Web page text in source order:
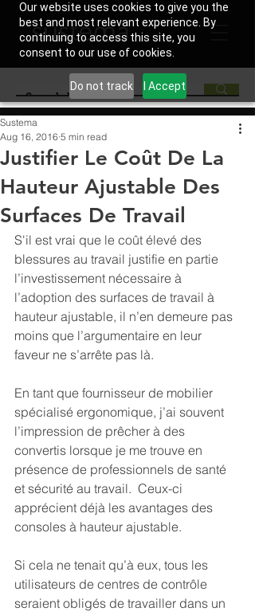
Our website uses cookies to give you the
best and most relevant experience. By
continuing to access this site, you
consent to our use of cookies.
Do not track I Accept
Justifier Le Coût De La
Hauteur Ajustable Des
Surfaces De Travail
Sustema
Aug 16, 2016 5 min read
S'il est vrai que le coût élevé des
blessures au travail justifie en partie
l’investissement nécessaire à
l’adoption des surfaces de travail à
hauteur ajustable, il n’en demeure pas
moins que l’argumentaire en leur
faveur ne s’arrête pas là.
En tant que fournisseur de mobilier
spécialisé ergonomique, j’ai souvent
l’impression de prêcher à des
convertis lorsque je me trouve en
présence de professionnels de santé
et sécurité au travail.  Ceux-ci
apprécient déjà les avantages des
consoles à hauteur ajustable.
Si cela ne tenait qu’à eux, tous les
utilisateurs de centres de contrôle
seraient obligés de travailler dans un